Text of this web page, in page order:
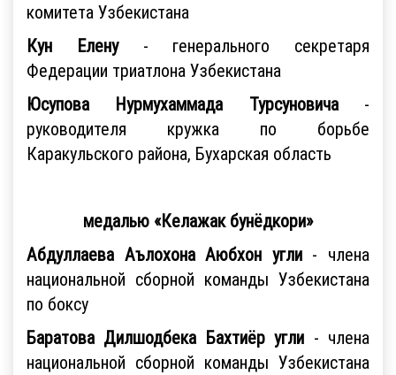
комитета Узбекистана
Кун Елену- генерального секретаря
Федерации триатлона Узбекистана
Юсупова Нурмухаммада Турсуновича-
руководителя кружка по борьбе
Каракульского района, Бухарская область
медалью «Келажак бунёдкори»
Абдуллаева Аълохона Аюбхон угли- члена
национальной сборной команды Узбекистана
по боксу
Баратова Дилшодбека Бахтиёр угли - члена
национальной сборной команды Узбекистана